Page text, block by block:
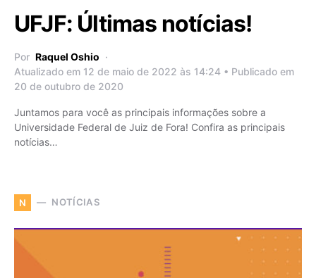
UFJF: Últimas notícias!
Por Raquel Oshio
Atualizado em 12 de maio de 2022 às 14:24 • Publicado em
20 de outubro de 2020
Juntamos para você as principais informações sobre a
Universidade Federal de Juiz de Fora! Confira as principais
notícias…
N NOTÍCIAS